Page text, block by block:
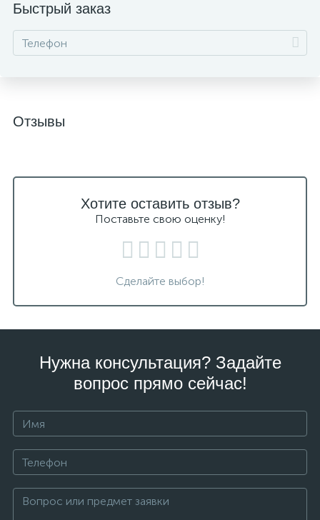
Быстрый заказ
Отзывы
Хотите оставить отзыв?
Поставьте свою оценку!
Сделайте выбор!
Нужна консультация? Задайте
вопрос прямо сейчас!